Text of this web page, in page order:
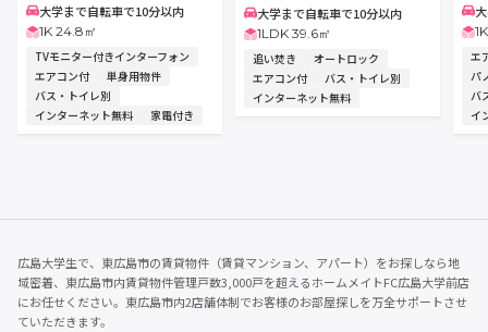
大学まで自転車で10分以内
1K 24.8㎡
TVモニター付きインターフォン
エアコン付
単身用物件
バス・トイレ別
インターネット無料
家電付き
大学まで自転車で10分以内
1LDK 39.6㎡
追い焚き
オートロック
エアコン付
バス・トイレ別
インターネット無料
エ
パ
バ
イ
広島大学生で、東広島市の賃貸物件（賃貸マンション、アパート）をお探しなら地
域密着、東広島市内賃貸物件管理戸数3,000戸を超えるホームメイトFC広島大学前店
にお任せください。東広島市内2店舗体制でお客様のお部屋探しを万全サポートさせ
ていただきます。